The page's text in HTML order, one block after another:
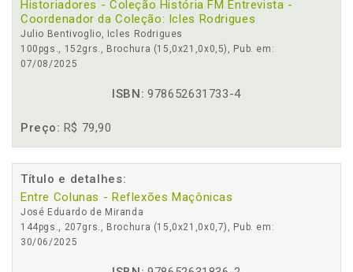
Historiadores - Coleção História FM Entrevista -
Coordenador da Coleção: Icles Rodrigues
Julio Bentivoglio, Icles Rodrigues
100pgs., 152grs., Brochura (15,0x21,0x0,5), Pub. em:
07/08/2025
ISBN: 978652631733-4
Preço: R$ 79,90
Título e detalhes:
Entre Colunas - Reflexões Maçônicas
José Eduardo de Miranda
144pgs., 207grs., Brochura (15,0x21,0x0,7), Pub. em:
30/06/2025